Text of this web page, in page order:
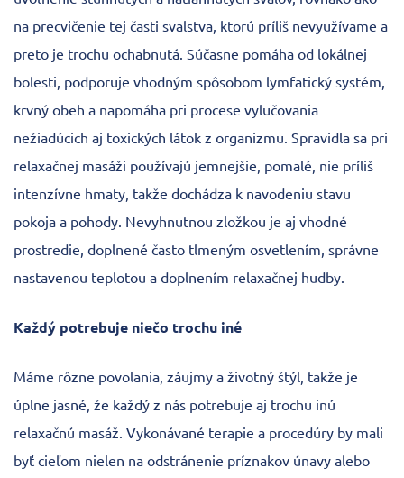
na precvičenie tej časti svalstva, ktorú príliš nevyužívame a
preto je trochu ochabnutá. Súčasne pomáha od lokálnej
bolesti, podporuje vhodným spôsobom lymfatický systém,
krvný obeh a napomáha pri procese vylučovania
nežiadúcich aj toxických látok z organizmu. Spravidla sa pri
relaxačnej masáži používajú jemnejšie, pomalé, nie príliš
intenzívne hmaty, takže dochádza k navodeniu stavu
pokoja a pohody. Nevyhnutnou zložkou je aj vhodné
prostredie, doplnené často tlmeným osvetlením, správne
nastavenou teplotou a doplnením relaxačnej hudby.
Každý potrebuje niečo trochu iné
Máme rôzne povolania, záujmy a životný štýl, takže je
úplne jasné, že každý z nás potrebuje aj trochu inú
relaxačnú masáž. Vykonávané terapie a procedúry by mali
byť cieľom nielen na odstránenie príznakov únavy alebo